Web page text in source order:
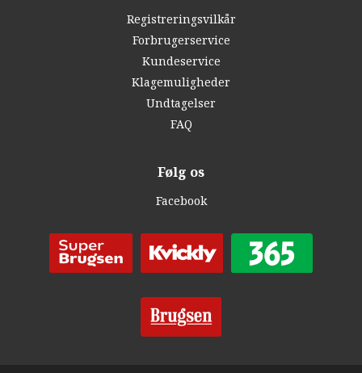
Registreringsvilkår
Forbrugerservice
Kundeservice
Klagemuligheder
Undtagelser
FAQ
Følg os
Facebook